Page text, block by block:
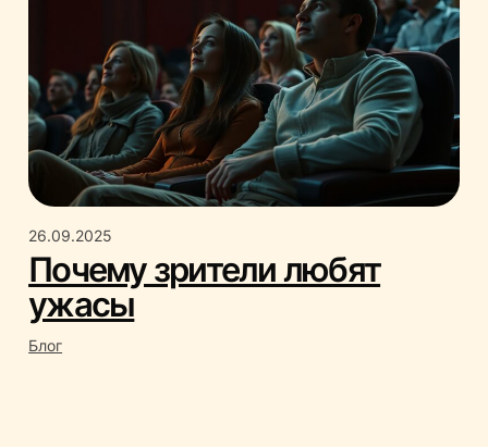
26.09.2025
Почему зрители любят
ужасы
Блог